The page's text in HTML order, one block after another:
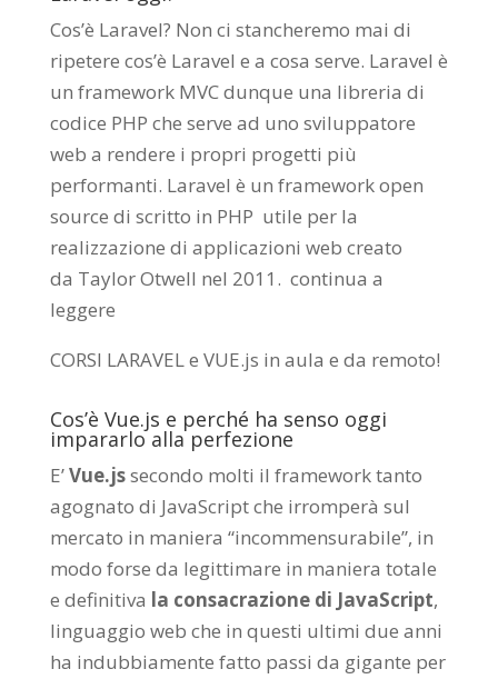
Cos’è Laravel? Non ci stancheremo mai di
ripetere cos’è Laravel e a cosa serve. Laravel è
un framework MVC dunque una libreria di
codice PHP che serve ad uno sviluppatore
web a rendere i propri progetti più
performanti. Laravel è un framework open
source di scritto in PHP utile per la
realizzazione di applicazioni web creato
da Taylor Otwell nel 2011. continua a
leggere
CORSI LARAVEL e VUE.js in aula e da remoto!
Cos’è Vue.js e perché ha senso oggi
impararlo alla perfezione
E’Vue.jssecondo molti il framework tanto
agognato di JavaScript che irromperà sul
mercato in maniera “incommensurabile”, in
modo forse da legittimare in maniera totale
e definitiva la consacrazione di JavaScript,
linguaggio web che in questi ultimi due anni
ha indubbiamente fatto passi da gigante per